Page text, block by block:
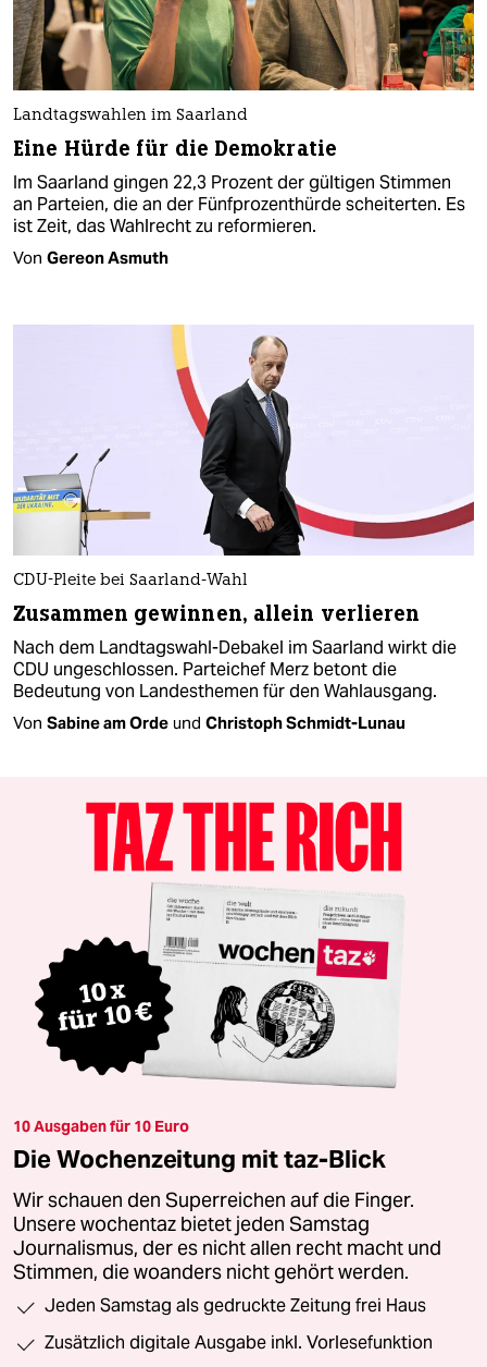
Landtagswahlen im Saarland
Eine Hürde für die Demokratie
Im Saarland gingen 22,3 Prozent der gültigen Stimmen
an Parteien, die an der Fünfprozenthürde scheiterten. Es
ist Zeit, das Wahlrecht zu reformieren.
Von Gereon Asmuth
CDU-Pleite bei Saarland-Wahl
Zusammen gewinnen, allein verlieren
Nach dem Landtagswahl-Debakel im Saarland wirkt die
CDU ungeschlossen. Parteichef Merz betont die
Bedeutung von Landesthemen für den Wahlausgang.
Von Sabine am Orde und Christoph Schmidt-Lunau
10 Ausgaben für 10 Euro
Die Wochenzeitung mit taz-Blick
Wir schauen den Superreichen auf die Finger.
Unsere wochentaz bietet jeden Samstag
Journalismus, der es nicht allen recht macht und
Stimmen, die woanders nicht gehört werden.
Jeden Samstag als gedruckte Zeitung frei Haus
Zusätzlich digitale Ausgabe inkl. Vorlesefunktion